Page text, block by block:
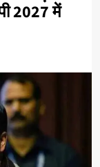
2027 में